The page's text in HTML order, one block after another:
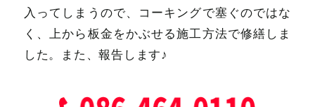
入ってしまうので、コーキングで塞ぐのではな
く、上から板金をかぶせる施工方法で修繕しま
した。また、報告します♪